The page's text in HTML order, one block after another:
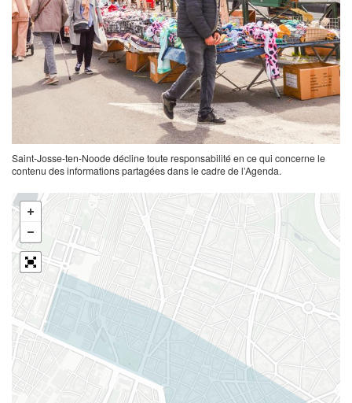
Saint-Josse-ten-Noode décline toute responsabilité en ce qui concerne le
contenu des informations partagées dans le cadre de l’Agenda.